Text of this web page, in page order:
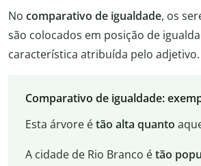
No comparativo de igualdade, os
são colocados em posição de
característica atribuída pelo adjetivo.
Comparativo de igualdade:
Esta árvore étão alta quanto
A cidade de Rio Branco étão